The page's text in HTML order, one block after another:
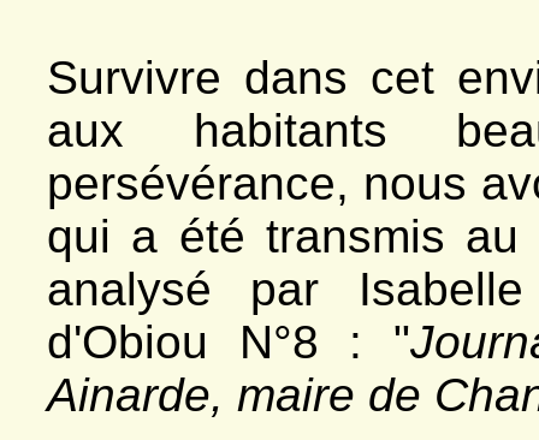
Survivre dans cet
aux habitants
persévérance, nous
qui a été transmis
analysé par
d'Obiou N°8 : "
Ainarde, maire de